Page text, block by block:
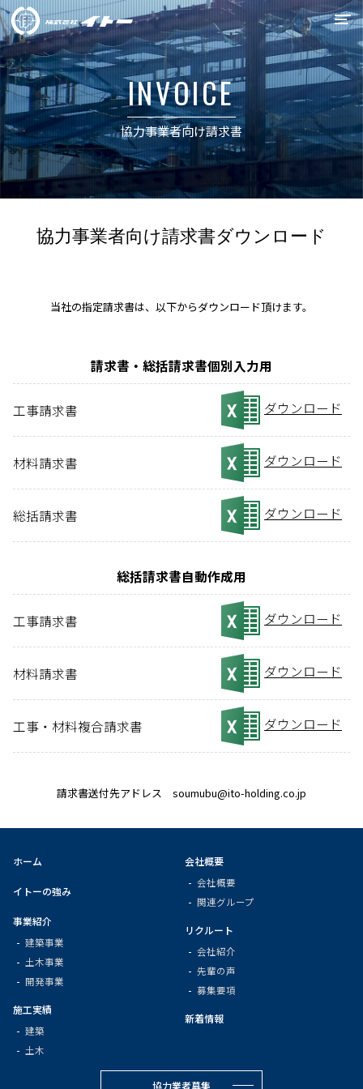
イトーの強み
事業紹介
施工実績
会社概要
お問合せ
INVOICE
協力事業者向け請求書
協力事業者向け請求書ダウンロード
当社の指定請求書は、以下からダウンロード頂けます。
請求書・総括請求書個別入力用
工事請求書 ダウンロード
材料請求書 ダウンロード
総括請求書 ダウンロード
総括請求書自動作成用
工事請求書 ダウンロード
材料請求書 ダウンロード
工事・材料複合請求書 ダウンロード
請求書送付先アドレス soumubu@ito-holding.co.jp
ホーム
イトーの強み
事業紹介
建築事業
土木事業
開発事業
施工実績
建築
土木
会社概要
会社概要
関連グループ
リクルート
会社紹介
先輩の声
募集要項
新着情報
協力業者募集